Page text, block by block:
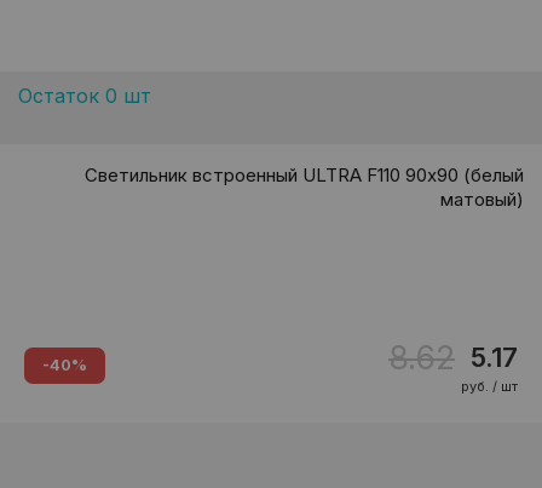
Остаток 0 шт
Светильник встроенный ULTRA F110 90х90 (белый
матовый)
-40% 8.62 5.17
руб. / шт